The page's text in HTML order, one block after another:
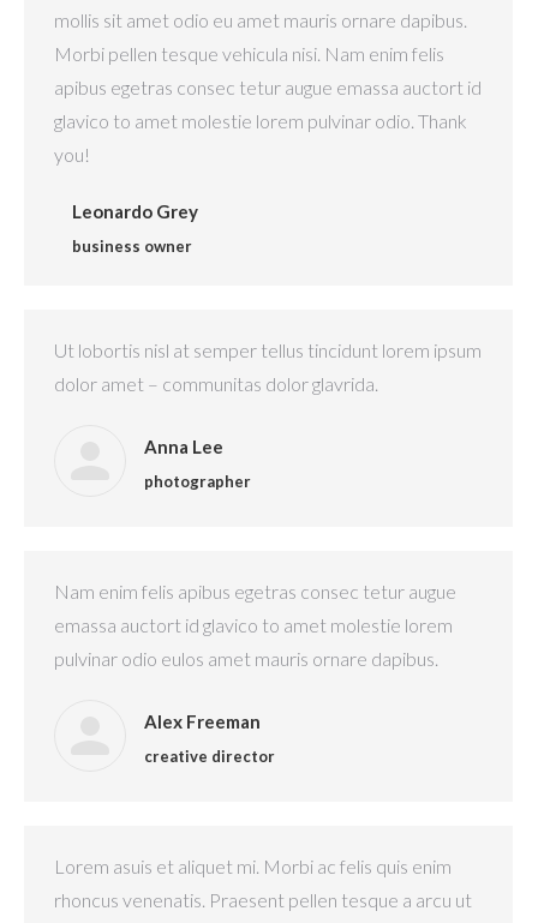
mollis sit amet odio eu amet mauris ornare dapibus.
Morbi pellen tesque vehicula nisi. Nam enim felis
apibus egetras consec tetur augue emassa auctort id
glavico to amet molestie lorem pulvinar odio. Thank
you!
Leonardo Grey
business owner
Ut lobortis nisl at semper tellus tincidunt lorem ipsum
dolor amet – communitas dolor glavrida.
Anna Lee
photographer
Nam enim felis apibus egetras consec tetur augue
emassa auctort id glavico to amet molestie lorem
pulvinar odio eulos amet mauris ornare dapibus.
Alex Freeman
creative director
Lorem asuis et aliquet mi. Morbi ac felis quis enim
rhoncus venenatis. Praesent pellen tesque a arcu ut